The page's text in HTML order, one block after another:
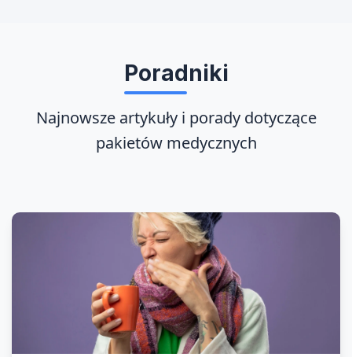
Poradniki
Najnowsze artykuły i porady dotyczące
pakietów medycznych